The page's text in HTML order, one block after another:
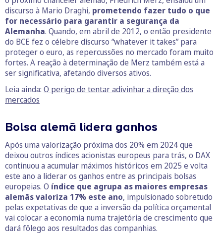
discurso à Mario Draghi, prometendo fazer tudo o que
for necessário para garantir a segurança da
Alemanha. Quando, em abril de 2012, o então presidente
do BCE fez o célebre discurso “whatever it takes” para
proteger o euro, as repercussões no mercado foram muito
fortes. A reação à determinação de Merz também está a
ser significativa, afetando diversos ativos.
Leia ainda: O perigo de tentar adivinhar a direção dos
mercados
Bolsa alemã lidera ganhos
Após uma valorização próxima dos 20% em 2024 que
deixou outros índices acionistas europeus para trás, o DAX
continuou a acumular máximos históricos em 2025 e volta
este ano a liderar os ganhos entre as principais bolsas
europeias. O índice que agrupa as maiores empresas
alemãs valoriza 17% este ano, impulsionado sobretudo
pelas expetativas de que a inversão da política orçamental
vai colocar a economia numa trajetória de crescimento que
dará fôlego aos resultados das companhias.